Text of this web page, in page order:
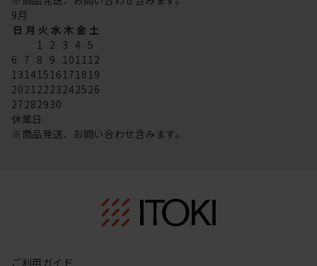
9月
日 月 火 水 木 金 土
1 2 3 4 5
6 7 8 9 101112
13141516171819
20212223242526
27282930
休業日
※商品発送、お問い合わせ含みます。
ご利用ガイド